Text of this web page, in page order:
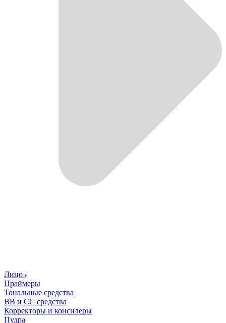
Лицо
Праймеры
Тональные средства
ВВ и СС средства
Корректоры и консилеры
Пудра